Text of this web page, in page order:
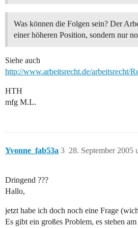
Was können die Folgen sein? Der
einer höheren Position, sondern nur
Siehe auch
http://www.arbeitsrecht.de/arbeitsrecht/
HTH
mfg M.L.
Yvonne_fab53a 28. September 2005
3
Dringend ???
Hallo,
jetzt habe ich doch noch eine Frage
Es gibt ein großes Problem, es stehen